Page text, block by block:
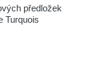
předložek
Turquois